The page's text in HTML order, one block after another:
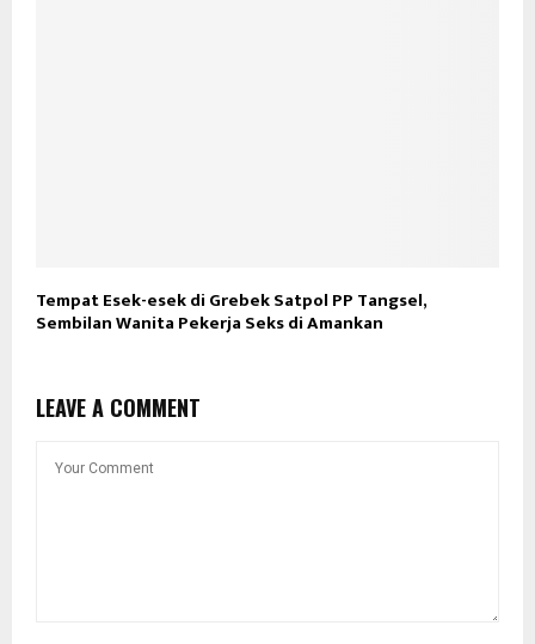
Tempat Esek-esek di Grebek Satpol PP Tangsel,
Sembilan Wanita Pekerja Seks di Amankan
LEAVE A COMMENT